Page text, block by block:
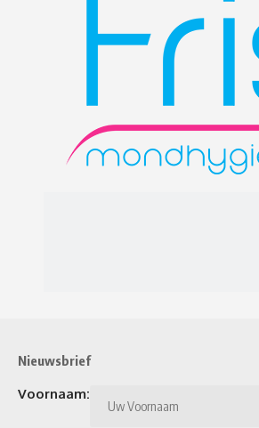
Nieuwsbrief
Voornaam: